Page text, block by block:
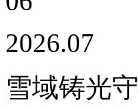
2026.07
雪域铸光